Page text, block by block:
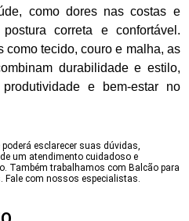
como dores nas costas e
correta e confortável.
como tecido, couro e malha, as
durabilidade e estilo,
e bem-estar no
esclarecer suas dúvidas,
um atendimento cuidadoso e
Também trabalhamos com Balcão para
Fale com nossos especialistas.